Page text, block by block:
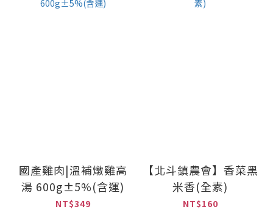
國產雞肉|溫補燉雞高
湯 600g±5%(含運)
NT$349
【北斗鎮農會】香菜黑
米香(全素)
NT$160